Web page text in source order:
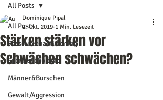
All Posts
Ressourcenaktivierung
Sportpsychologie
Männer&Burschen
Gewalt/Aggression
All Posts
Stärken stärken vor
Schwächen schwächen?
Dominique Pipal
2. Okt. 2019 1 Min. Lesezeit